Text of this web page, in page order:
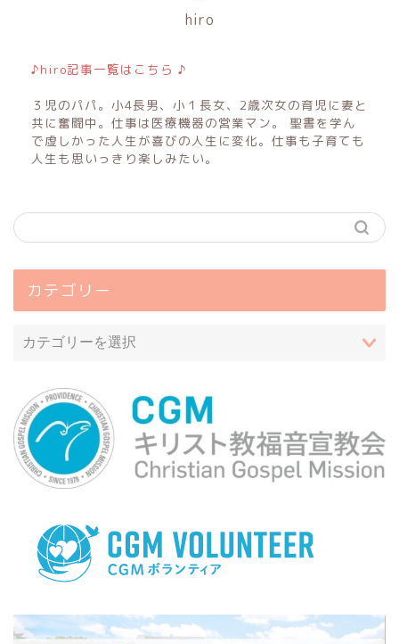
hiro
♪hiro記事一覧はこちら ♪
３児のパパ。小4長男、小１長女、2歳次女の育児に妻と
共に奮闘中。仕事は医療機器の営業マン。 聖書を学ん
で虚しかった人生が喜びの人生に変化。仕事も子育ても
人生も思いっきり楽しみたい。
カテゴリー